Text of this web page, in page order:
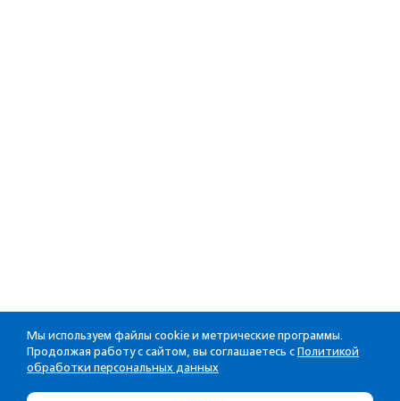
Мы используем файлы cookie и метрические программы.
Продолжая работу с сайтом, вы соглашаетесь с Политикой
обработки персональных данных